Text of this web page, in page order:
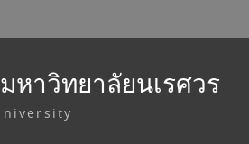
หาวิทยาลัยนเรศวร